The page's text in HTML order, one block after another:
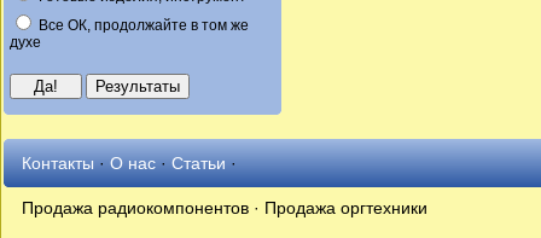
Все ОК, продолжайте в том же
духе
Контакты·О нас·Статьи·
Продажа радиокомпонентов · Продажа оргтехники